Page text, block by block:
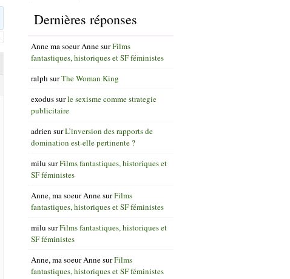
Dernières réponses
Anne ma soeur AnnesurFilms
fantastiques, historiques et SF féministes
ralph surThe Woman King
exodussurle sexisme comme strategie
publicitaire
adrien surL’inversion des rapports de
domination est-elle pertinente ?
milu surFilms fantastiques, historiques et
SF féministes
Anne, ma soeur AnnesurFilms
fantastiques, historiques et SF féministes
milu surFilms fantastiques, historiques et
SF féministes
Anne, ma soeur AnnesurFilms
fantastiques, historiques et SF féministes